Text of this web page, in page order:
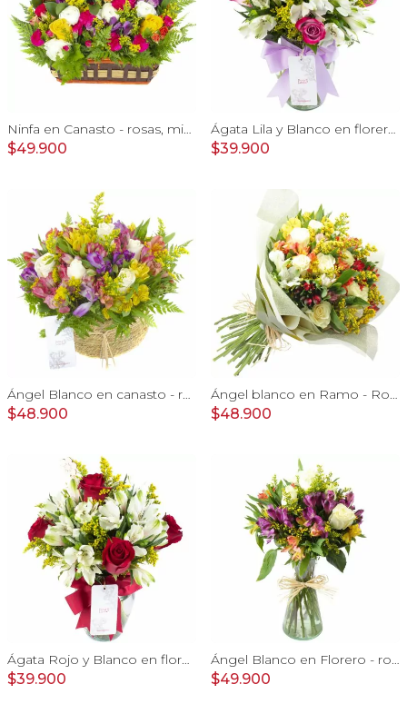
Ninfa en Canasto - rosas, miniclaveles, y astromelias
$49.900
Ágata Lila y Blanco en florero - rosas y astromelias
$39.900
Ángel Blanco en canasto - rosas, y mix de astromelias
$48.900
Ángel blanco en Ramo - Rosas blancas y Astromelias
$48.900
Ágata Rojo y Blanco en florero - rosas y astromelias
$39.900
Ángel Blanco en Florero - rosas y mix de astromelias
$49.900